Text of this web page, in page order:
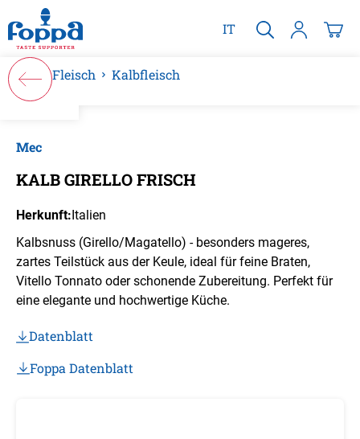
springen
IT
Fleisch Kalbfleisch
Mec
KALB GIRELLO FRISCH
Herkunft:Italien
Kalbsnuss (Girello/Magatello) - besonders mageres,
zartes Teilstück aus der Keule, ideal für feine Braten,
Vitello Tonnato oder schonende Zubereitung. Perfekt für
eine elegante und hochwertige Küche.
Datenblatt
Foppa Datenblatt